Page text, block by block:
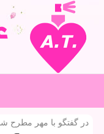
در گفتگو با مهر مطرح